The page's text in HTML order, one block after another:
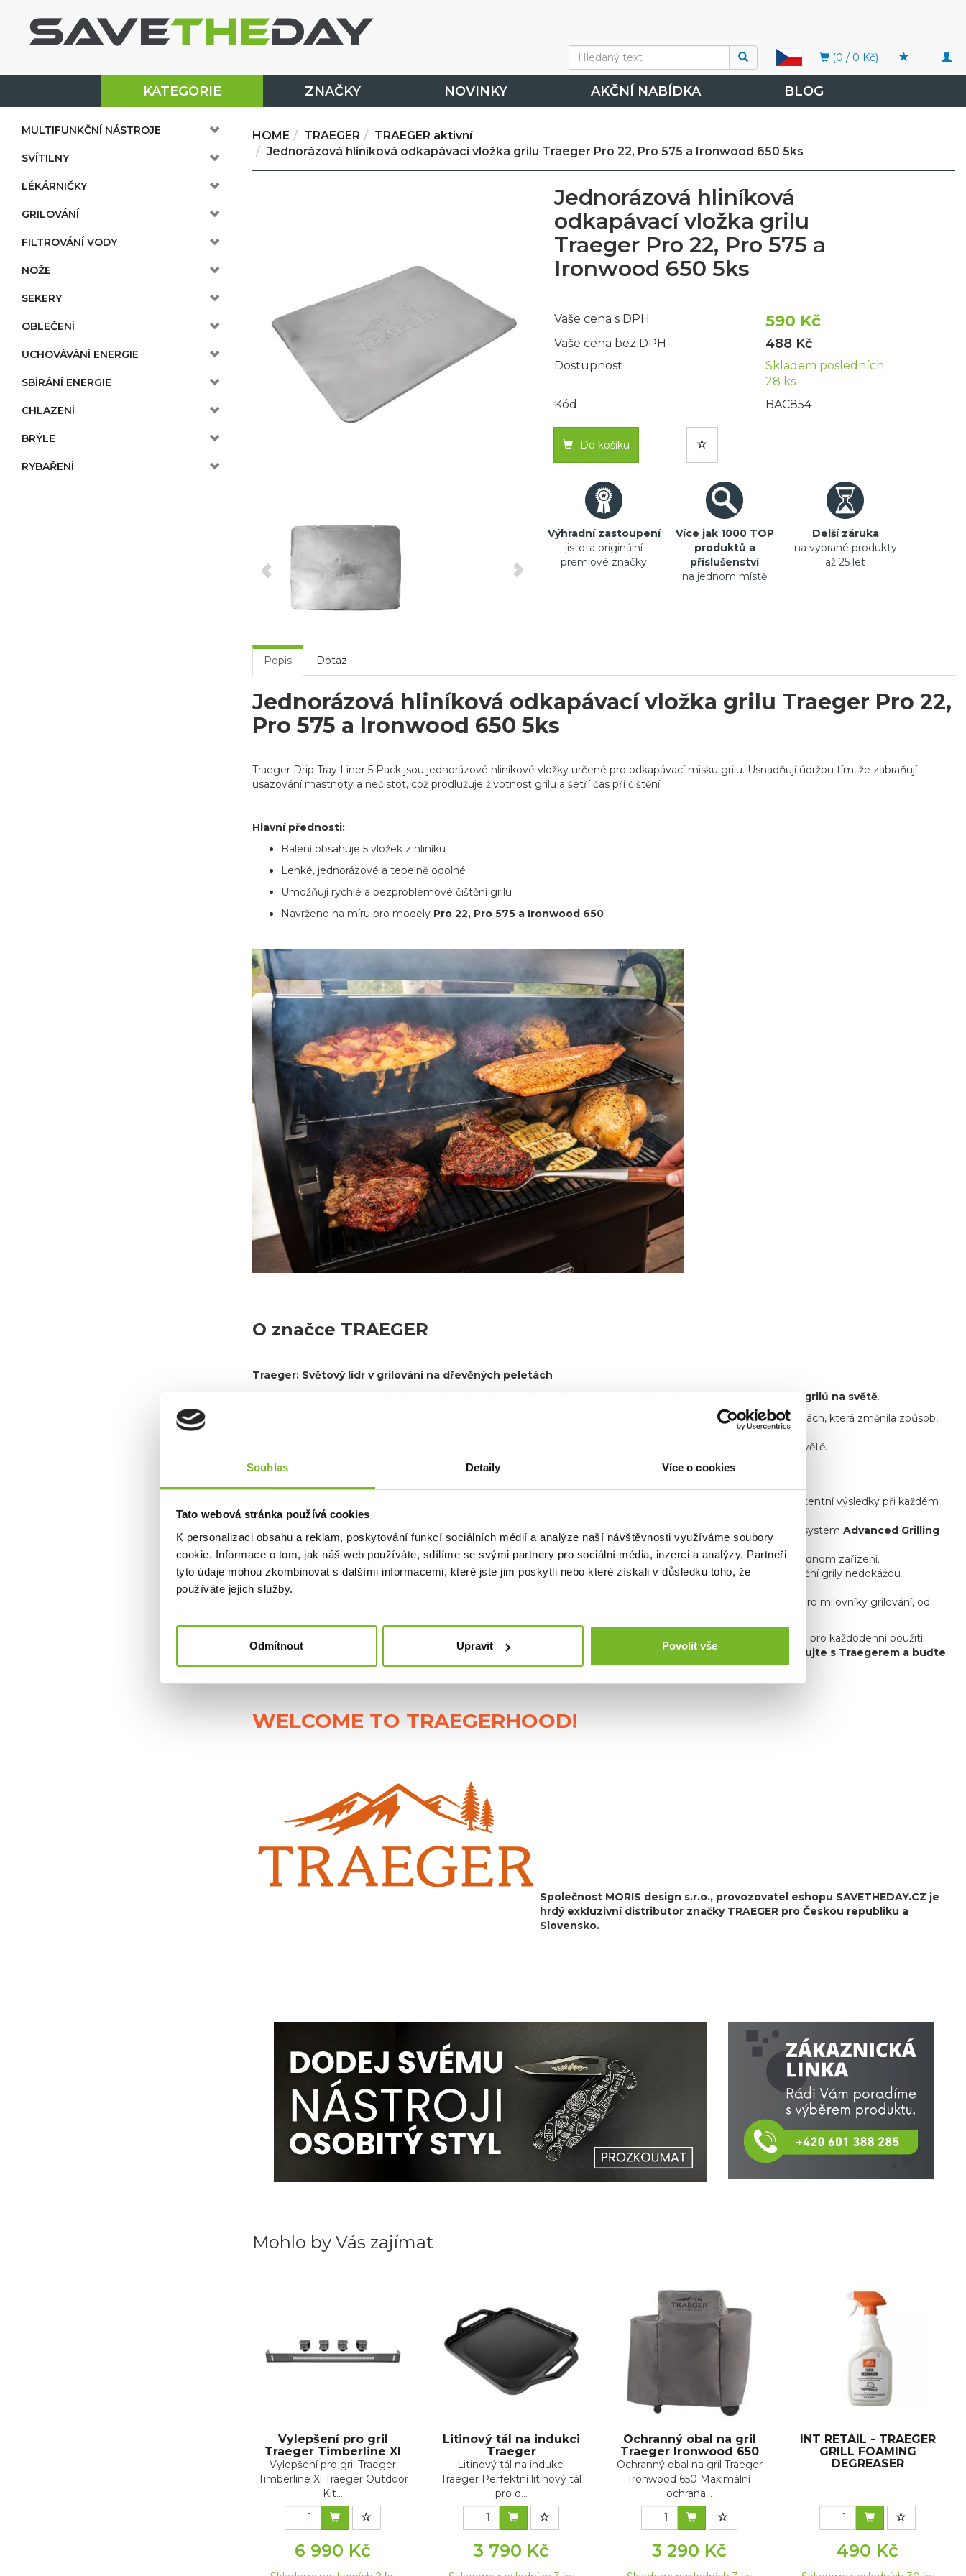
Souhlas Detaily Více o cookies
Tato webová stránka používá cookies
K personalizaci obsahu a reklam, poskytování funkcí sociálních médií a analýze naší návštěvnosti využíváme soubory
cookie. Informace o tom, jak náš web používáte, sdílíme se svými partnery pro sociální média, inzerci a analýzy. Partneři
tyto údaje mohou zkombinovat s dalšími informacemi, které jste jim poskytli nebo které získali v důsledku toho, že
používáte jejich služby.
Odmítnout Upravit Povolit vše
(0 / 0 Kč)
KATEGORIE ZNAČKY NOVINKY AKČNÍ NABÍDKA BLOG
MULTIFUNKČNÍ NÁSTROJE
SVÍTILNY
LÉKÁRNIČKY
GRILOVÁNÍ
FILTROVÁNÍ VODY
NOŽE
SEKERY
OBLEČENÍ
UCHOVÁVÁNÍ ENERGIE
SBÍRÁNÍ ENERGIE
CHLAZENÍ
BRÝLE
RYBAŘENÍ
HOME TRAEGER
TRAEGER aktivní
Jednorázová hliníková odkapávací vložka grilu Traeger Pro 22, Pro 575 a Ironwood 650 5ks
Jednorázová hliníková
odkapávací vložka grilu
Traeger Pro 22, Pro 575 a
Ironwood 650 5ks
Vaše cena s DPH 590 Kč
Vaše cena bez DPH 488 Kč
Dostupnost
Skladem posledních
28 ks
Kód
BAC854
Do košíku
Výhradní zastoupení
jistota originální
prémiové značky
Více jak 1000 TOP
produktů a
příslušenství
na jednom místě
Delší záruka
na vybrané produkty
až 25 let
Popis Dotaz
Jednorázová hliníková odkapávací vložka grilu Traeger Pro 22,
Pro 575 a Ironwood 650 5ks
Traeger Drip Tray Liner 5 Pack jsou jednorázové hliníkové vložky určené pro odkapávací misku grilu. Usnadňují údržbu tím, že zabraňují
usazování mastnoty a nečistot, což prodlužuje životnost grilu a šetří čas při čištění.
Hlavní přednosti:
Balení obsahuje 5 vložek z hliníku
Lehké, jednorázové a tepelně odolné
Umožňují rychlé a bezproblémové čištění grilu
Navrženo na míru pro modely Pro 22, Pro 575 a Ironwood 650
O značce TRAEGER
Traeger: Světový lídr v grilování na dřevěných peletách
Traeger, pocházející z USA, je globálním průkopníkem a nejprodávanější značkou peletových grilů na světě.
, přinesla revoluční technologii grilování na dřevěných peletách, která změnila způsob,
Dnes je Traeger symbolem kvality, inovací a autentické chuti dřeva, kterou milují grilovací nadšenci po celém světě.
Proč je Traeger nejprodávanější?
: Robustní konstrukce a precizní technologie zajišťují dlouhou životnost a konzistentní výsledky při každém
použití.
Špičková technologie
: Traeger grily přinášejí moderní inovace, jako jeWiFIRE® ovládání na dálku nebo systém Advanced Grilling
Logicpro udržení stabilní teploty.
Univerzálnost: Grily Traeger zvládnou nejen grilování, ale i uzení, pečení, dušení nebo opékání – vše na jednom zařízení.
Autentická chuť dřeva: Přírodní dřevěné pelety dodávají pokrmům jedinečnou chuť a vůni, kterou tradiční grily nedokážou
napodobit.
: Jako nejprodávanější značka peletových grilů celosvětově je Traeger volbou číslo jedna pro milovníky grilování, od
začátečníků až po profesionály.
Traeger – král peletových grilů
přináší to nejlepší z americké tradice grilování a zároveň moderní technologie pro každodenní použití.
Přidejte se k milionům spokojených uživatelů a zažijte na vlastní kůži, proč je Traeger celosvětovým lídrem.
Grilujte s Traegerem a buďte
součástí globální komunity grilovacích nadšenců!🌍🔥
WELCOME TO TRAEGERHOOD!
Společnost MORIS design s.r.o., provozovatel eshopu SAVETHEDAY.CZ je
hrdý exkluzivní distributor značky TRAEGER pro Českou republiku a
Slovensko.
Mohlo by Vás zajímat
Vylepšení pro gril
Traeger Timberline Xl
Vylepšení pro gril Traeger
Timberline Xl Traeger Outdoor
Kit...
6 990 Kč
Litinový tál na indukci
Traeger
Litinový tál na indukci
Traeger Perfektní litinový tál
pro d...
3 790 Kč
Ochranný obal na gril
Traeger Ironwood 650
Ochranný obal na gril Traeger
Ironwood 650 Maximální
ochrana...
3 290 Kč
INT RETAIL - TRAEGER
GRILL FOAMING
DEGREASER
490 Kč